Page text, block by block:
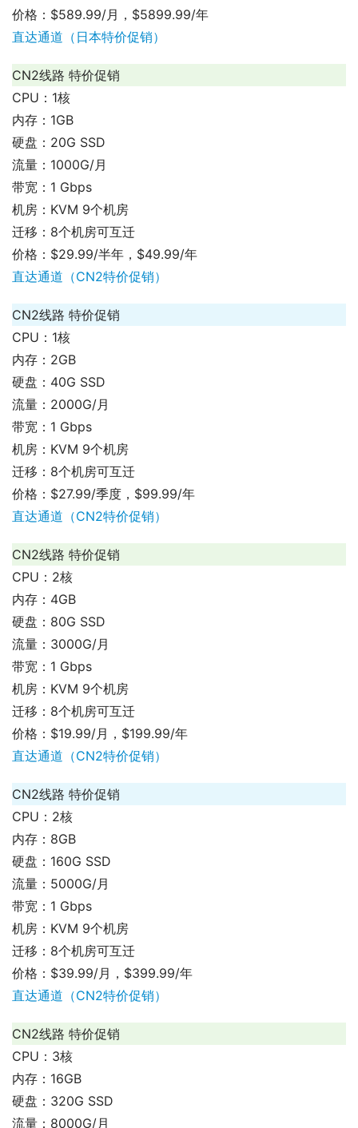
价格：$589.99/月，$5899.99/年
直达通道（日本特价促销）
CN2线路 特价促销
CPU：1核
内存：1GB
硬盘：20G SSD
流量：1000G/月
带宽：1 Gbps
机房：KVM 9个机房
迁移：8个机房可互迁
价格：$29.99/半年，$49.99/年
直达通道（CN2特价促销）
CN2线路 特价促销
CPU：1核
内存：2GB
硬盘：40G SSD
流量：2000G/月
带宽：1 Gbps
机房：KVM 9个机房
迁移：8个机房可互迁
价格：$27.99/季度，$99.99/年
直达通道（CN2特价促销）
CN2线路 特价促销
CPU：2核
内存：4GB
硬盘：80G SSD
流量：3000G/月
带宽：1 Gbps
机房：KVM 9个机房
迁移：8个机房可互迁
价格：$19.99/月，$199.99/年
直达通道（CN2特价促销）
CN2线路 特价促销
CPU：2核
内存：8GB
硬盘：160G SSD
流量：5000G/月
带宽：1 Gbps
机房：KVM 9个机房
迁移：8个机房可互迁
价格：$39.99/月，$399.99/年
直达通道（CN2特价促销）
CN2线路 特价促销
CPU：3核
内存：16GB
硬盘：320G SSD
流量：8000G/月